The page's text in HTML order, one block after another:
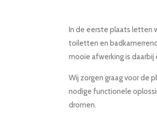
In de eerste plaats letten
toiletten en
mooie afwerking is
Wij zorgen graag voor de
nodige functionele
dromen.